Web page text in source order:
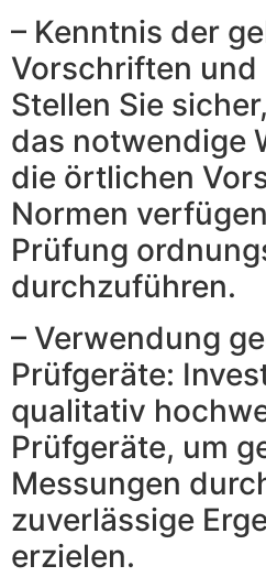
– Kenntnis der
Vorschriften und
Stellen Sie
das notwendige
die örtlichen
Normen
Prüfung
durchzuführen.
– Verwendung
Prüfgeräte:
qualitativ
Prüfgeräte, um
Messungen
zuverlässige
erzielen.